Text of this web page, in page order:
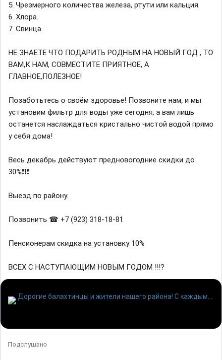
5. Чрезмерного количества железа, ртути или кальция.
6. Хлора.
7. Свинца.
НЕ ЗНАЕТЕ ЧТО ПОДАРИТЬ РОДНЫМ НА НОВЫЙ ГОД , ТО
ВАМ,К НАМ, СОВМЕСТИТЕ ПРИЯТНОЕ, А
ГЛАВНОЕ,ПОЛЕЗНОЕ!
Позаботьтесь о своём здоровье! Позвоните нам, и мы
установим фильтр для воды уже сегодня, а вам лишь
останется наслаждаться кристально чистой водой прямо
у себя дома!
Весь декабрь действуют предновогодние скидки до
30%❗❗❗
Выезд по району.
Позвонить ☎ +7 (923) 318-18-81
Пенсионерам скидка на установку 10%
ВСЕХ С НАСТУПАЮЩИМ НОВЫМ ГОДОМ !!!?
Подслушано